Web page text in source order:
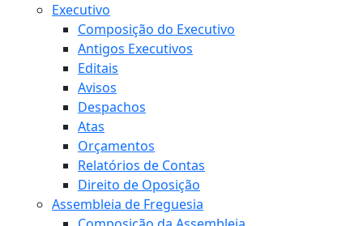
Executivo
Composição do Executivo
Antigos Executivos
Editais
Avisos
Despachos
Atas
Orçamentos
Relatórios de Contas
Direito de Oposição
Assembleia de Freguesia